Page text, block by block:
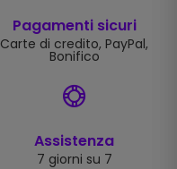
Pagamenti sicuri
Carte di credito, PayPal,
Bonifico
Assistenza
7 giorni su 7